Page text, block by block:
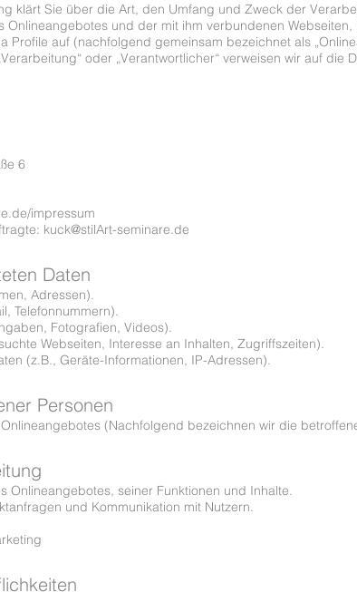
klärt Sie über die Art, den Umfang und Zweck der
Onlineangebotes und der mit ihm verbundenen
Profile auf (nachfolgend gemeinsam bezeichnet als
oder „Verantwortlicher“ verweisen wir auf
6
impressum
kuck@stilArt-seminare.de
Daten
Adressen).
Telefonnummern).
Fotografien, Videos).
Webseiten, Interesse an Inhalten, Zugriffszeiten).
(z.B., Geräte-Informationen, IP-Adressen).
Personen
(Nachfolgend bezeichnen wir die
Onlineangebotes, seiner Funktionen und Inhalte.
und Kommunikation mit Nutzern.